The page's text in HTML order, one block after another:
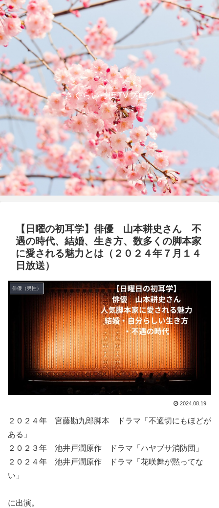
さくらいっぽTVブログ
【日曜の初耳学】俳優 山本耕史さん 不
遇の時代、結婚、生き方、数多くの脚本家
に愛される魅力とは（２０２４年７月１４
日放送）
俳優（男性）
2024.08.19
２０２４年 宮藤勘九郎脚本 ドラマ「不適切にもほどが
ある」
２０２３年 池井戸潤原作 ドラマ「ハヤブサ消防団」
２０２４年 池井戸潤原作 ドラマ「花咲舞が黙ってな
い」
に出演。